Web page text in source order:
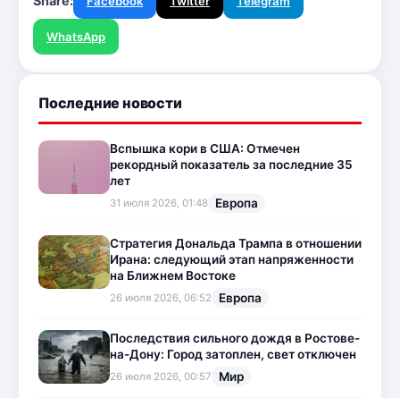
WhatsApp
Последние новости
Вспышка кори в США: Отмечен
рекордный показатель за последние 35
лет
31 июля 2026, 01:48 Европа
Стратегия Дональда Трампа в отношении
Ирана: следующий этап напряженности
на Ближнем Востоке
26 июля 2026, 06:52 Европа
Последствия сильного дождя в Ростове-
на-Дону: Город затоплен, свет отключен
26 июля 2026, 00:57 Мир